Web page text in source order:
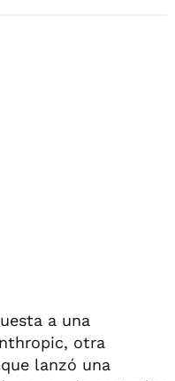
a una
otra
lanzó una